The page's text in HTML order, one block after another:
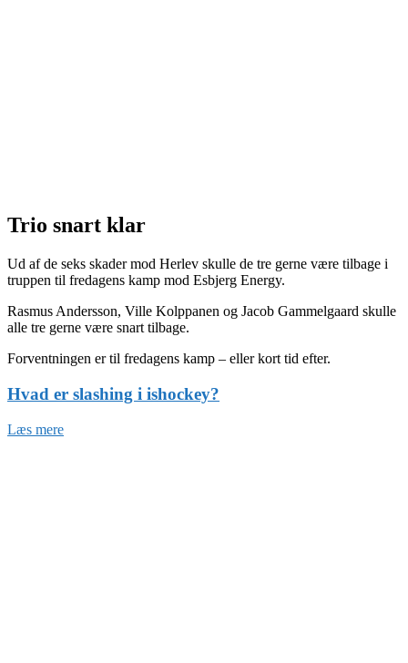
Trio snart klar
Ud af de seks skader mod Herlev skulle de tre gerne være tilbage i
truppen til fredagens kamp mod Esbjerg Energy.
Rasmus Andersson, Ville Kolppanen og Jacob Gammelgaard skulle
alle tre gerne være snart tilbage.
Forventningen er til fredagens kamp – eller kort tid efter.
Hvad er slashing i ishockey?
Læs mere